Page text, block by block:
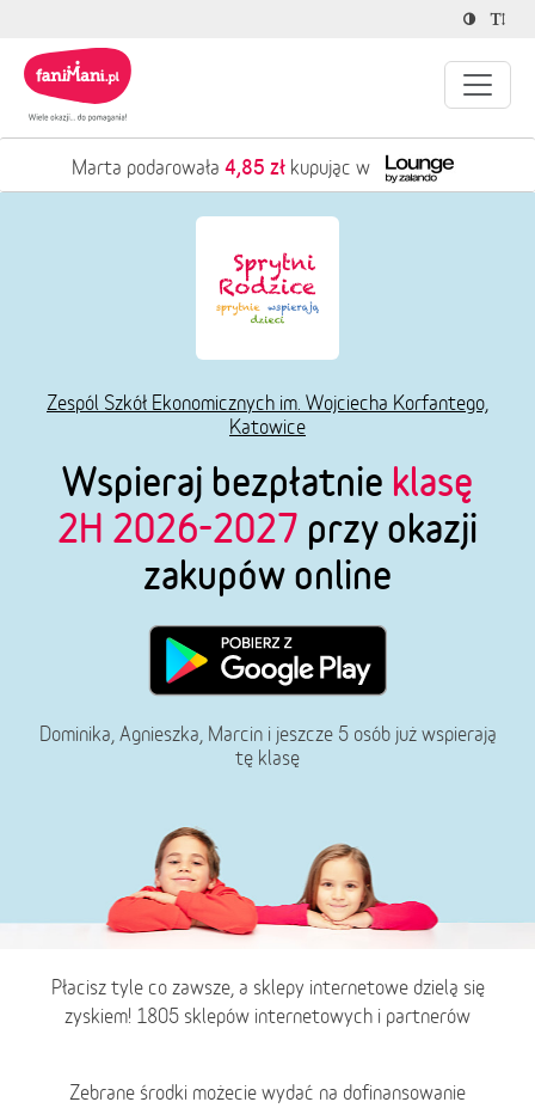
Marta podarowała 4,85 złkupując w
Zespól Szkół Ekonomicznych im. Wojciecha Korfantego,
Katowice
Wspieraj bezpłatnie klasę
2H 2026-2027 przy okazji
zakupów online
Dominika, Agnieszka, Marcin i jeszcze 5 osób już wspierają
tę klasę
Płacisz tyle co zawsze, a sklepy internetowe dzielą się
zyskiem! 1805 sklepów internetowych i partnerów
Zebrane środki możecie wydać na dofinansowanie